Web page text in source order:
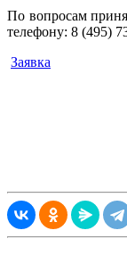
По вопросам
телефону: 8 (495)
Заявка